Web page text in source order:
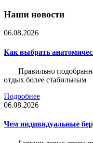
Наши новости
06.08.2026
Как выбрать
Правильно
отдых более стабильным
Подробнее
06.08.2026
Чем индивидуальные